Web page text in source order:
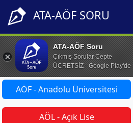
ATA-AÖF SORU
ATA-AÖF Soru
Çıkmış Sorular Cepte
ÜCRETSİZ - Google Play'de
AÖF - Anadolu Üniversitesi
AÖL - Açık Lise